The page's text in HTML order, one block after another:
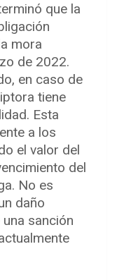
que la
mora
de 2022.
en caso de
tiene
Esta
a los
el valor del
del
No es
daño
sanción